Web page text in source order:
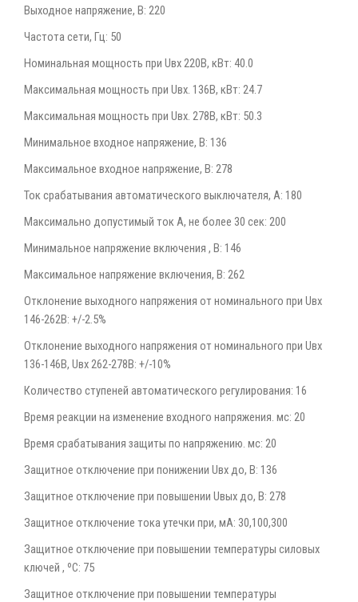
Выходное напряжение, В: 220
Частота сети, Гц: 50
Номинальная мощность при Uвх 220В, кВт: 40.0
Максимальная мощность при Uвх. 136В, кВт: 24.7
Максимальная мощность при Uвх. 278В, кВт: 50.3
Минимальное входное напряжение, В: 136
Максимальное входное напряжение, В: 278
Ток срабатывания автоматического выключателя, А: 180
Максимально допустимый ток А, не более 30 сек: 200
Минимальное напряжение включения , В: 146
Максимальное напряжение включения, В: 262
Отклонение выходного напряжения от номинального при Uвх
146-262В: +/-2.5%
Отклонение выходного напряжения от номинального при Uвх
136-146В, Uвх 262-278В: +/-10%
Количество ступеней автоматического регулирования: 16
Время реакции на изменение входного напряжения. мс: 20
Время срабатывания защиты по напряжению. мс: 20
Защитное отключение при понижении Uвх до, В: 136
Защитное отключение при повышении Uвых до, В: 278
Защитное отключение тока утечки при, мА: 30,100,300
Защитное отключение при повышении температуры силовых
ключей , ºС: 75
Защитное отключение при повышении температуры